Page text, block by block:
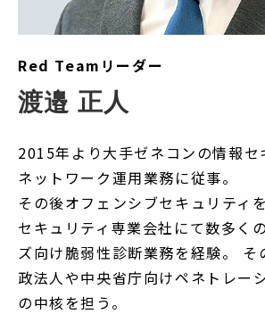
Red Teamリーダー
渡邉 正人
2015年より大手ゼネコンの情報セ
ネットワーク運用業務に従事。
その後オフェンシブセキュリティ
セキュリティ専業会社にて数多く
ズ向け脆弱性診断業務を経験。 そ
政法人や中央省庁向けペネトレー
の中核を担う。